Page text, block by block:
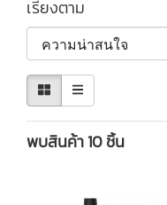
เรียงตาม
พบสินค้า 10 ชิ้น